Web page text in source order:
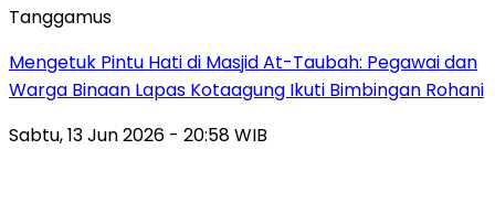
Tanggamus
Mengetuk Pintu Hati di Masjid At-Taubah: Pegawai dan
Warga Binaan Lapas Kotaagung Ikuti Bimbingan Rohani
Sabtu, 13 Jun 2026 - 20:58 WIB